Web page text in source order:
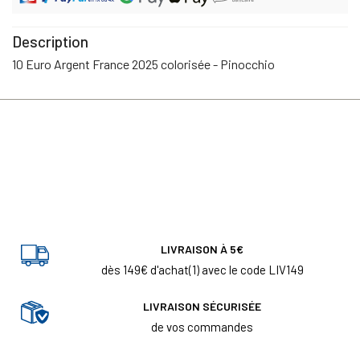
Description
10 Euro Argent France 2025 colorisée - Pinocchio
LIVRAISON À 5€
dès 149€ d'achat(1) avec le code LIV149
LIVRAISON SÉCURISÉE
de vos commandes